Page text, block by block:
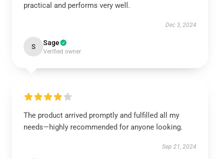
practical and performs very well.
Dec 3, 2024
S Sage
Verified owner
The product arrived promptly and fulfilled all my
needs—highly recommended for anyone looking.
Sep 21, 2024